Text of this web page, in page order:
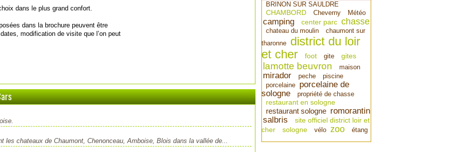
BRINON SUR SAULDRE
CHAMBORD Cheverny Météo
camping center parc chasse
chateau du moulin
chaumont sur
tharonne district du loir
et cher
foot gite gites
lamotte beuvron maison
mirador peche
piscine
porcelaine porcelaine de
sologne
propriété de chasse
restaurant en sologne
restaurant sologne romorantin
salbris
site officiel district loir et
cher
sologne vélo zoo étang
dans le plus grand confort.
dans la brochure peuvent être
modification de visite que l’on peut
les chateaux de Chaumont, Chenonceau, Amboise, Blois dans la vallée de...